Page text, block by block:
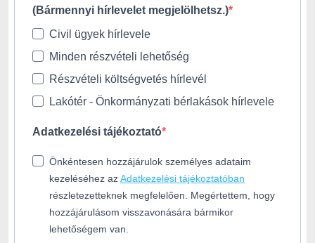
(Bármennyi hírlevelet megjelölhetsz.)
Civil ügyek hírlevele
Minden részvételi lehetőség
Részvételi költségvetés hírlevél
Lakótér - Önkormányzati bérlakások hírlevele
Adatkezelési tájékoztató
Önkéntesen hozzájárulok személyes adataim
kezeléséhez azAdatkezelési tájékoztatóban
részletezetteknek megfelelően. Megértettem, hogy
hozzájárulásom visszavonására bármikor
lehetőségem van.